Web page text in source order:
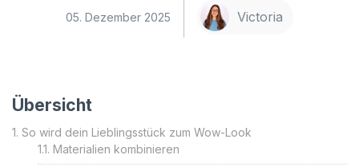
05. Dezember 2025 Victoria
Übersicht
So wird dein Lieblingsstück zum Wow-Look
Materialien kombinieren